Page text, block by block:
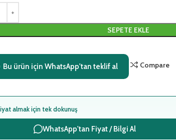
SEPETE EKLE
Bu ürün için WhatsApp'tan teklif al Compare
almak için tek dokunuş
WhatsApp'tan Fiyat / Bilgi Al